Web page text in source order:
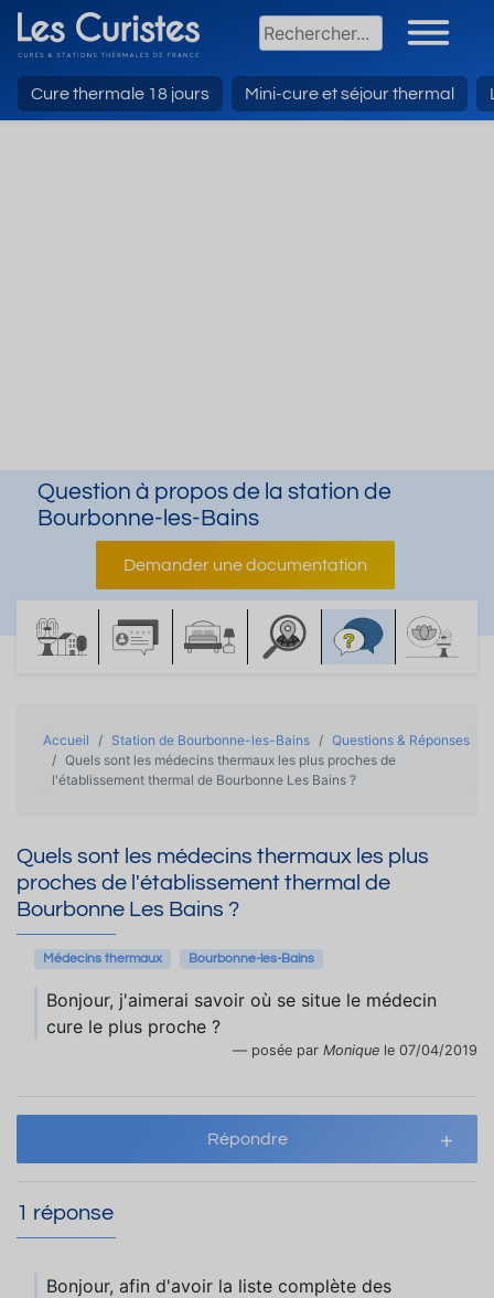
Cure thermale 18 jours Mini-cure et séjour thermal
Question à propos de la station de
Bourbonne-les-Bains
Demander une documentation
Accueil Station de Bourbonne-les-Bains
Questions & Réponses
Quels sont les médecins thermaux les plus proches de
l'établissement thermal de Bourbonne Les Bains ?
Quels sont les médecins thermaux les plus
proches de l'établissement thermal de
Bourbonne Les Bains ?
Médecins thermaux Bourbonne-les-Bains
Bonjour, j'aimerai savoir où se situe le médecin
cure le plus proche ?
posée par Monique le 07/04/2019
Répondre
1 réponse
Bonjour, afin d'avoir la liste complète des